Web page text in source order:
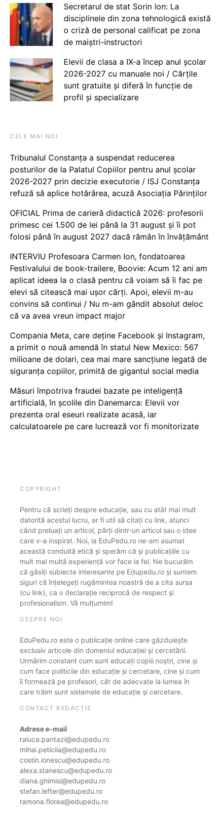
Secretarul de stat Sorin Ion: La
disciplinele din zona tehnologică există
o criză de personal calificat pe zona
de maiștri-instructori
Elevii de clasa a IX-a încep anul școlar
2026-2027 cu manuale noi / Cărțile
sunt gratuite și diferă în funcție de
profil și specializare
CELE MAI NOI
Tribunalul Constanța a suspendat reducerea
posturilor de la Palatul Copiilor pentru anul școlar
2026-2027 prin decizie executorie / ISJ Constanța
refuză să aplice hotărârea, acuză Asociația Părinților
OFICIAL Prima de carieră didactică 2026: profesorii
primesc cei 1.500 de lei până la 31 august și îi pot
folosi până în august 2027 dacă rămân în învățământ
INTERVIU Profesoara Carmen Ion, fondatoarea
Festivalului de book-trailere, Boovie: Acum 12 ani am
aplicat ideea la o clasă pentru că voiam să îi fac pe
elevi să citească mai ușor cărți. Apoi, elevii m-au
convins să continui / Nu m-am gândit absolut deloc
că va avea vreun impact major
Compania Meta, care deține Facebook și Instagram,
a primit o nouă amendă în statul New Mexico: 567
milioane de dolari, cea mai mare sancțiune legată de
siguranța copiilor, primită de gigantul social media
Măsuri împotriva fraudei bazate pe inteligență
artificială, în școlile din Danemarca: Elevii vor
prezenta oral eseuri realizate acasă, iar
calculatoarele pe care lucrează vor fi monitorizate
COPYRIGHT
Pentru că scrieți despre educație, sau cu atât mai mult
datorită acestui lucru, ar fi util să citați cu link, atunci
când preluați un articol, părți dintr-un articol sau o idee
care v-a inspirat. Noi, la EduPedu.ro ne-am asumat
această conduită etică și sperăm că și publicațiile cu
mult mai multă experiență vor face la fel. Ne bucurăm
că găsiți subiecte interesante pe Edupedu.ro și suntem
siguri că înțelegeți rugămintea noastră de a cita sursa
(cu link), ca o declarație reciprocă de respect și
profesionalism. Vă mulțumim!
DESPRE NOI
EduPedu.ro este o publicație online care găzduiește
exclusiv articole din domeniul educației și cercetării.
Urmărim constant cum sunt educați copiii noștri, cine și
cum face politicile din educație și cercetare, cine și cum
îi formează pe profesori, cât de adecvate la lumea în
care trăim sunt sistemele de educație și cercetare.
CONTACT REDACȚIE
Adrese e-mail
raluca.pantazi@edupedu.ro
mihai.peticila@edupedu.ro
costin.ionescu@edupedu.ro
alexa.stanescu@edupedu.ro
diana.ghimisi@edupedu.ro
stefan.lefter@edupedu.ro
ramona.florea@edupedu.ro